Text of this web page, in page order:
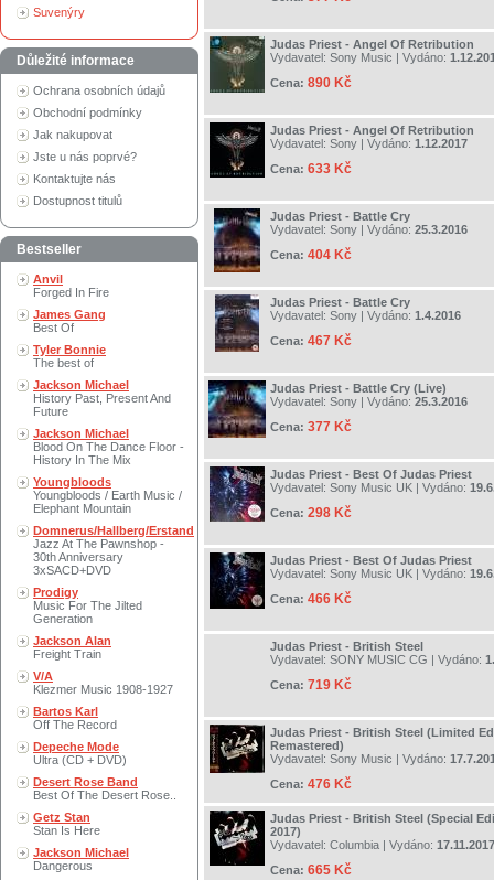
Suvenýry
Důležité informace
Ochrana osobních údajů
Obchodní podmínky
Jak nakupovat
Jste u nás poprvé?
Kontaktujte nás
Dostupnost titulů
Bestseller
Anvil
Forged In Fire
James Gang
Best Of
Tyler Bonnie
The best of
Jackson Michael
History Past, Present And
Future
Jackson Michael
Blood On The Dance Floor -
History In The Mix
Youngbloods
Youngbloods / Earth Music /
Elephant Mountain
Domnerus/Hallberg/Erstand
Jazz At The Pawnshop -
30th Anniversary
3xSACD+DVD
Prodigy
Music For The Jilted
Generation
Jackson Alan
Freight Train
V/A
Klezmer Music 1908-1927
Bartos Karl
Off The Record
Depeche Mode
Ultra (CD + DVD)
Desert Rose Band
Best Of The Desert Rose..
Getz Stan
Stan Is Here
Jackson Michael
Dangerous
Judas Priest - Angel Of Retribution
Vydavatel: Sony Music | Vydáno:
Cena: 890 Kč
Judas Priest - Angel Of Retribution
Vydavatel: Sony | Vydáno: 1.12.2017
Cena: 633 Kč
Judas Priest - Battle Cry
Vydavatel: Sony | Vydáno: 25.3.2016
Cena: 404 Kč
Judas Priest - Battle Cry
Vydavatel: Sony | Vydáno: 1.4.2016
Cena: 467 Kč
Judas Priest - Battle Cry (Live)
Vydavatel: Sony | Vydáno: 25.3.2016
Cena: 377 Kč
Judas Priest - Best Of Judas Priest
Vydavatel: Sony Music UK | Vydáno:
Cena: 298 Kč
Judas Priest - Best Of Judas Priest
Vydavatel: Sony Music UK | Vydáno:
Cena: 466 Kč
Judas Priest - British Steel
Vydavatel: SONY MUSIC CG | Vydáno:
Cena: 719 Kč
Judas Priest - British Steel (Limited
Remastered)
Vydavatel: Sony Music | Vydáno:
Cena: 476 Kč
Judas Priest - British Steel (Special
2017)
Vydavatel: Columbia | Vydáno: 17.11.2017
Cena: 665 Kč